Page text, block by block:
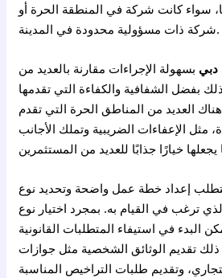
سواء كانت شركة في المنطقة الحرة أو
شركة ذات مسؤولية محدودة في المدينة.
دبي بسهولة الإجراءات مقارنة بالعديد من
بفضل الشفافية والكفاءة التي تقدمها
العديد من المناطق الحرة التي تقدم
مثل الإعفاءات الضريبية وتملك الأجانب
إعداد خطة عمل واضحة وتحديد نوع
ترغب في القيام به. بمجرد اختيار نوع
البدء في استيفاء المتطلبات القانونية
ذلك تقديم الوثائق الشخصية مثل جوازات